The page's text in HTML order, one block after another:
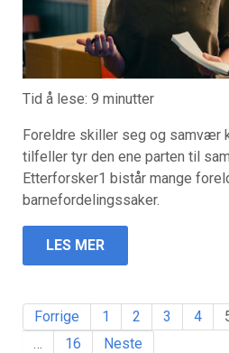
Tid å lese: 9 minutter
Foreldre skiller seg og samvær
tilfeller tyr den ene parten til
Etterforsker1 bistår mange
barnefordelingssaker.
LES MER
Forrige 1 2 3 4
…
16 Neste